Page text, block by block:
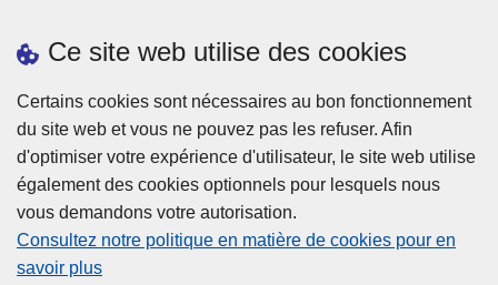
Ce site web utilise des cookies
Certains cookies sont nécessaires au bon fonctionnement
du site web et vous ne pouvez pas les refuser. Afin
d'optimiser votre expérience d'utilisateur, le site web utilise
également des cookies optionnels pour lesquels nous
vous demandons votre autorisation.
Consultez notre politique en matière de cookies pour en
savoir plus
Téléchargements